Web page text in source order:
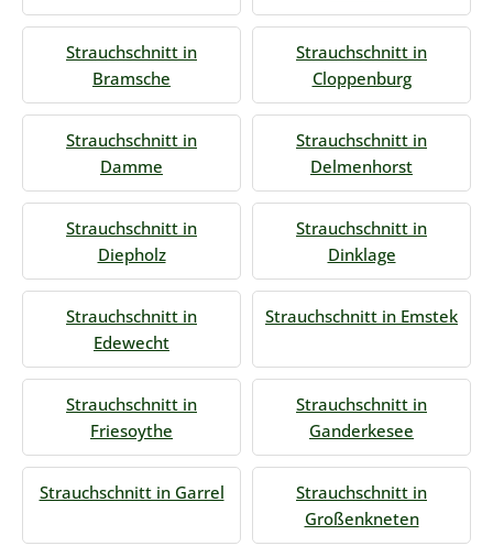
Strauchschnitt in
Bramsche
Strauchschnitt in
Cloppenburg
Strauchschnitt in
Damme
Strauchschnitt in
Delmenhorst
Strauchschnitt in
Diepholz
Strauchschnitt in
Dinklage
Strauchschnitt in
Edewecht
Strauchschnitt in Emstek
Strauchschnitt in
Friesoythe
Strauchschnitt in
Ganderkesee
Strauchschnitt in Garrel
Strauchschnitt in
Großenkneten